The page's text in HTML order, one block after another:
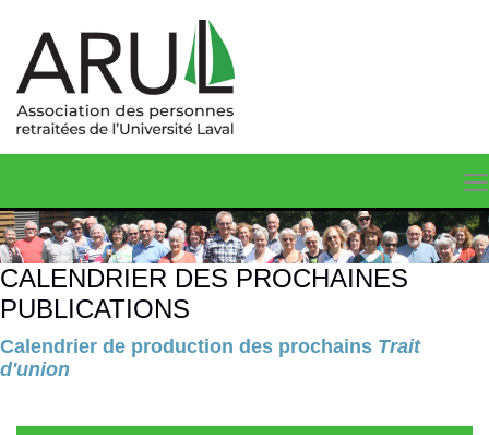
CALENDRIER DES PROCHAINES
PUBLICATIONS
Calendrier de production des prochains Trait
d'union